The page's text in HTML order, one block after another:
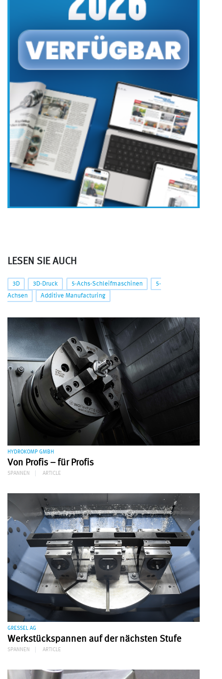
LESEN SIE AUCH
3D 3D-Druck 5-Achs-Schleifmaschinen
5-
Achsen
Additive Manufacturing
HYDROKOMP GMBH
Von Profis – für Profis
SPANNEN ARTICLE
GRESSEL AG
Werkstückspannen auf der nächsten Stufe
SPANNEN ARTICLE